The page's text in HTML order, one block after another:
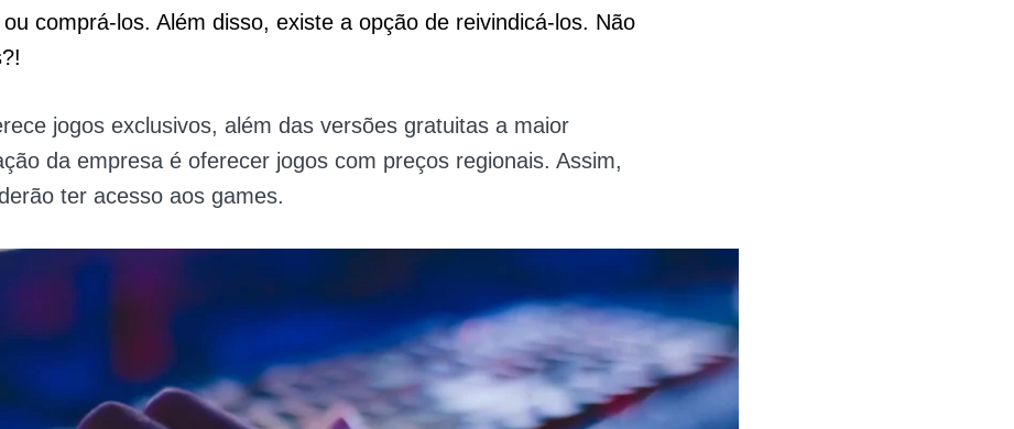
comprá-los. Além disso, existe a opção de reivindicá-los. Não
jogos exclusivos, além das versões gratuitas a maior
da empresa é oferecer jogos com preços regionais. Assim,
ter acesso aos games.